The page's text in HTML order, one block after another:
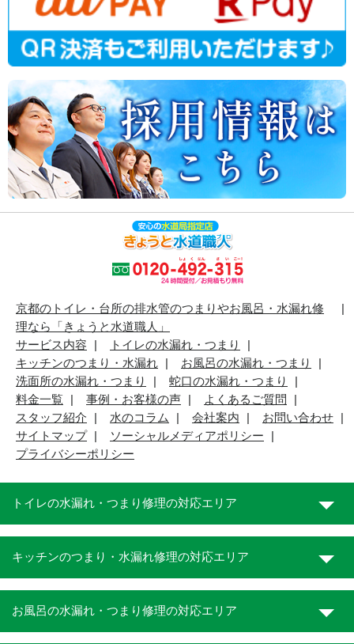
京都のトイレ・台所の排水管のつまりやお風呂・水漏れ修
理なら「きょうと水道職人」
サービス内容
トイレの水漏れ・つまり
キッチンのつまり・水漏れ
お風呂の水漏れ・つまり
洗面所の水漏れ・つまり
蛇口の水漏れ・つまり
料金一覧
事例・お客様の声
よくあるご質問
スタッフ紹介
水のコラム 会社案内
お問い合わせ
サイトマップ
ソーシャルメディアポリシー
プライバシーポリシー
トイレの水漏れ・つまり修理の対応エリア
キッチンのつまり・水漏れ修理の対応エリア
お風呂の水漏れ・つまり修理の対応エリア